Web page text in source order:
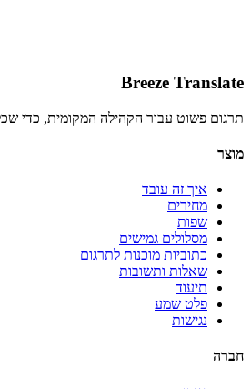
Breeze Translate
תרגום פשוט עבור הקהילה המקומית, כדי
מוצר
איך זה עובד
מחירים
שפות
מסלולים גמישים
כתוביות מוכנות לתרגום
שאלות ותשובות
תיעוד
פלט שמע
נגישות
חברה